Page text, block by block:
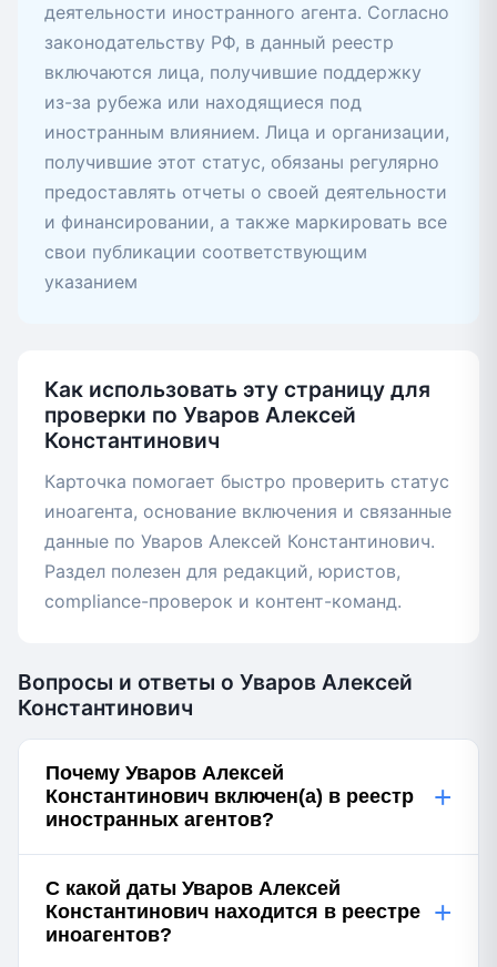
деятельности иностранного агента. Согласно
законодательству РФ, в данный реестр
включаются лица, получившие поддержку
из-за рубежа или находящиеся под
иностранным влиянием. Лица и организации,
получившие этот статус, обязаны регулярно
предоставлять отчеты о своей деятельности
и финансировании, а также маркировать все
свои публикации соответствующим
указанием
Как использовать эту страницу для
проверки по Уваров Алексей
Константинович
Карточка помогает быстро проверить статус
иноагента, основание включения и связанные
данные по Уваров Алексей Константинович.
Раздел полезен для редакций, юристов,
compliance-проверок и контент-команд.
Вопросы и ответы о Уваров Алексей
Константинович
Почему Уваров Алексей
Константинович включен(а) в реестр
иностранных агентов?
+
С какой даты Уваров Алексей
Константинович находится в реестре
иноагентов?
+